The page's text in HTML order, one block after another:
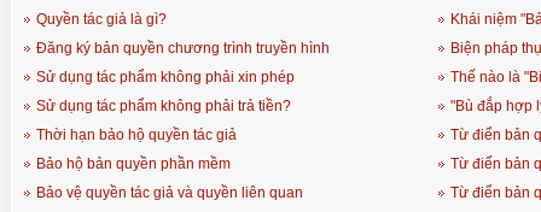
Quyền tác giả là gì?
Đăng ký bản quyền chương trình truyền hình
Sử dụng tác phẩm không phải xin phép
Sử dụng tác phẩm không phải trả tiền?
Thời hạn bảo hộ quyền tác giả
Bảo hộ bản quyền phần mềm
Bảo vệ quyền tác giả và quyền liên quan
Khái niệm
Biện pháp
Thế nào là
"Bù đắp hợp
Từ điển bản
Từ điển bản
Từ điển bản